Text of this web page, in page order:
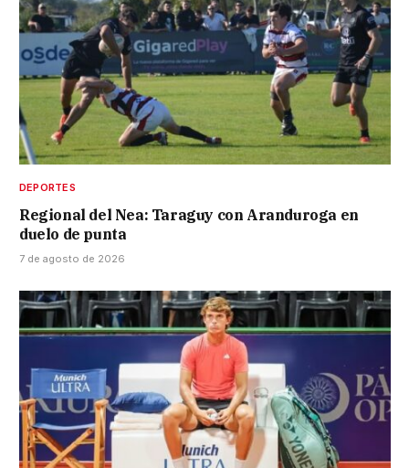
DEPORTES
Regional del Nea: Taraguy con Aranduroga en
duelo de punta
7 de agosto de 2026